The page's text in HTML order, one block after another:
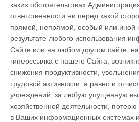
каких обстоятельствах
ответственности ни перед какой
прямой, непрямой, особый или иной
результате любого использования
Сайте или на любом другом сайте,
гиперссылка с нашего Сайта,
снижения продуктивности,
трудовой активности, а равно и
учреждений, за любую упущенную
хозяйственной деятельности,
в Ваших информационных системах